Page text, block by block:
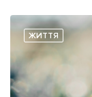
Наші соц мережі
ЖИТТЯ